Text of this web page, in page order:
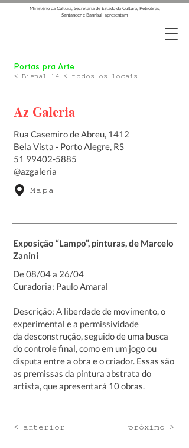
Ministério da Cultura, Secretaria de Estado da Cultura, Petrobras,
Santander e Banrisul apresentam
< Bienal 14 < todos os locais
Portas pra Arte
Az Galeria
Rua Casemiro de Abreu, 1412
Bela Vista - Porto Alegre, RS
51 99402-5885
@azgaleria
Mapa
Exposição “Lampo”, pinturas, de Marcelo
Zanini
De 08/04 a 26/04
Curadoria: Paulo Amaral
Descrição: A liberdade de movimento, o
experimental e a permissividade
da desconstrução, seguido de uma busca
do controle final, como em um jogo ou
disputa entre a obra e o criador. Essas são
as premissas da pintura abstrata do
artista, que apresentará 10 obras.
< anterior próximo >